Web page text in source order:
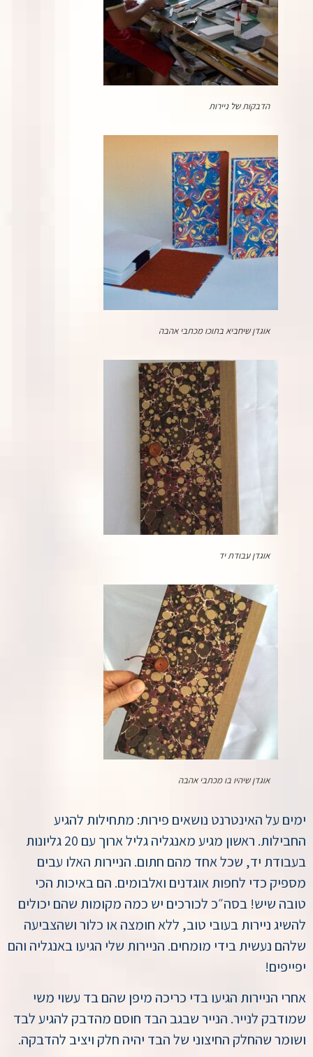
הדבקות של ניירות
אוגדן שיחביא בתוכו מכתבי אהבה
אוגדן עבודת יד
אוגדן שיהיו בו מכתבי אהבה
ימים על האינטרנט נושאים פירות: מתחילות להגיע
החבילות. ראשון מגיע מאנגליה גליל ארוך עם 20 גליונות
בעבודת יד, שכל אחד מהם חתום. הניירות האלו עבים
מספיק כדי לחפות אוגדנים ואלבומים. הם באיכות הכי
טובה שיש! בסה״כ לכורכים יש כמה מקומות שהם יכולים
להשיג ניירות בעובי טוב, ללא חומצה או כלור ושהצביעה
שלהם נעשית בידי מומחים. הניירות שלי הגיעו באנגליה והם
יפייפים!
אחרי הניירות הגיעו בדי כריכה מיפן שהם בד עשוי משי
שמודבק לנייר. הנייר שבגב הבד חוסם מהדבק להגיע לבד
ושומר שהחלק החיצוני של הבד יהיה חלק ויציב להדבקה.